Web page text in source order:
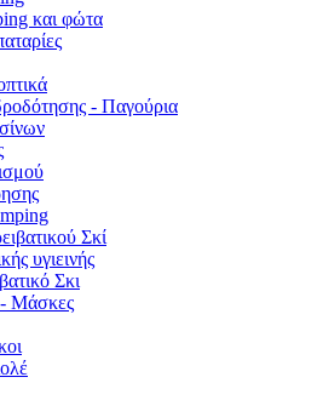
και φώτα
- Παγούρια
Σκί
υγιεινής
Σκι
- Μάσκες